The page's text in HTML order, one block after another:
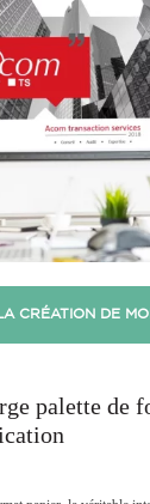
CRÉATION DE
palette de